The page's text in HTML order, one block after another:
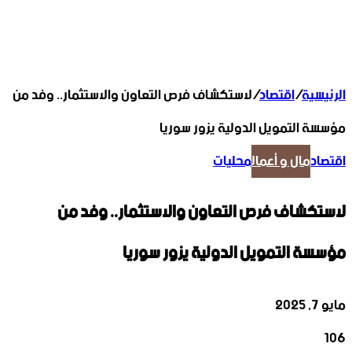
الرئيسية/اقتصاد/لاستكشاف فرص التعاون والاستثمار.. وفد من
مؤسسة التمويل الدولية يزور سوريا
اقتصادمال و أعمالمحليات
لاستكشاف فرص التعاون والاستثمار.. وفد من
مؤسسة التمويل الدولية يزور سوريا
مايو 7, 2025
106